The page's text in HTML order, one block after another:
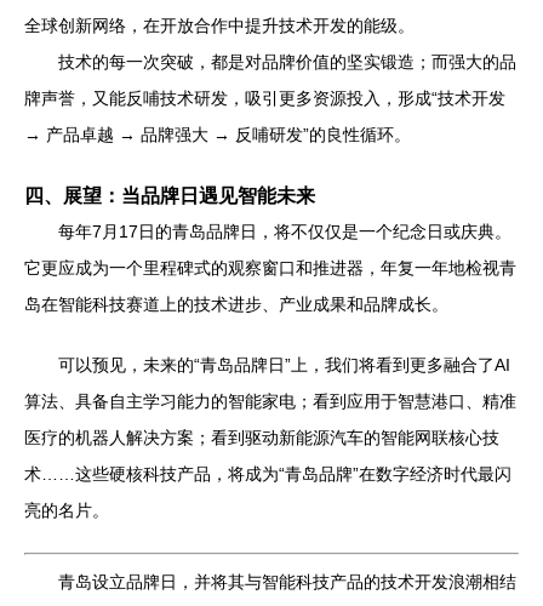
全球创新网络，在开放合作中提升技术开发的能级。
技术的每一次突破，都是对品牌价值的坚实锻造；而强大的品
牌声誉，又能反哺技术研发，吸引更多资源投入，形成“技术开发
→ 产品卓越 → 品牌强大 → 反哺研发”的良性循环。
四、展望：当品牌日遇见智能未来
每年7月17日的青岛品牌日，将不仅仅是一个纪念日或庆典。
它更应成为一个里程碑式的观察窗口和推进器，年复一年地检视青
岛在智能科技赛道上的技术进步、产业成果和品牌成长。
可以预见，未来的“青岛品牌日”上，我们将看到更多融合了AI
算法、具备自主学习能力的智能家电；看到应用于智慧港口、精准
医疗的机器人解决方案；看到驱动新能源汽车的智能网联核心技
术……这些硬核科技产品，将成为“青岛品牌”在数字经济时代最闪
亮的名片。
青岛设立品牌日，并将其与智能科技产品的技术开发浪潮相结